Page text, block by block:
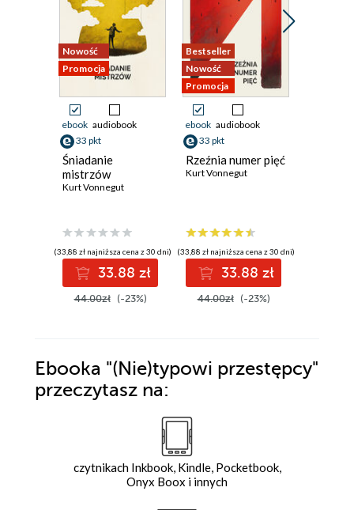
Nowość
Promocja
ebook audiobook
33 pkt
Śniadanie
mistrzów
Kurt Vonnegut
(33,88 zł najniższa cena z 30 dni)
33.88 zł
44.00zł (-23%)
Bestseller
Nowość
Promocja
ebook audiobook
33 pkt
Rzeźnia numer pięć
Kurt Vonnegut
(33,88 zł najniższa cena z 30 dni)
33.88 zł
44.00zł (-23%)
Ebooka "(Nie)typowi przestępcy"
przeczytasz na:
czytnikach Inkbook, Kindle, Pocketbook,
Onyx Boox i innych